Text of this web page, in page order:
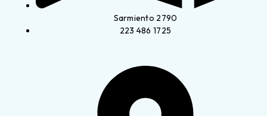
Sarmiento 2790
223 486 1725